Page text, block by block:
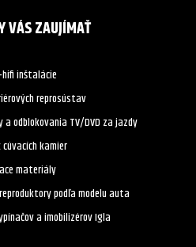
VÁS ZAUJÍMAŤ
inštalácie
reprosústav
odblokovania TV/DVD za jazdy
kamier
materiály
podľa modelu auta
a imobilizérov Igla